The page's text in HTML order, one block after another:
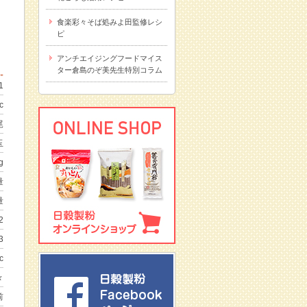
食楽彩々そば処みよ田監修レシ
ピ
アンチエイジングフードマイス
ター倉島のぞ美先生特別コラム